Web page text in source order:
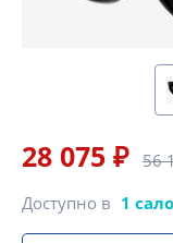
28 075 ₽ 56
Доступно в 1